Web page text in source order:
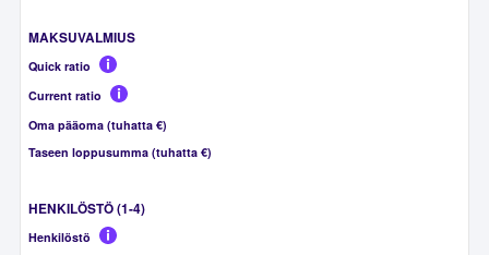
MAKSUVALMIUS
Quick ratio
Current ratio
Oma pääoma (tuhatta €)
Taseen loppusumma (tuhatta €)
HENKILÖSTÖ (1-4)
Henkilöstö